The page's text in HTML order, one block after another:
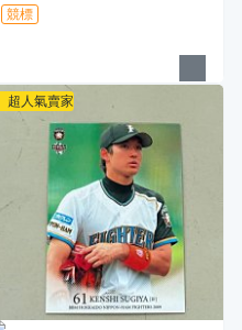
競標
超人氣賣家